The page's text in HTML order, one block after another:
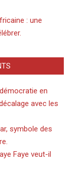
: une
en
avec les
symbole des
Faye veut-il